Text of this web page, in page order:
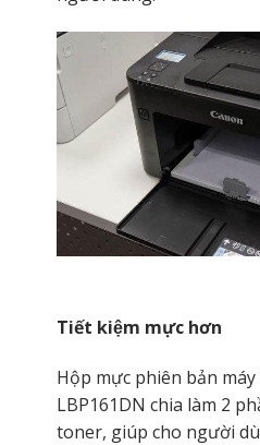
Tiết kiệm mực hơn
Hộp mực phiên bản máy
LBP161DN chia làm 2
toner, giúp cho người